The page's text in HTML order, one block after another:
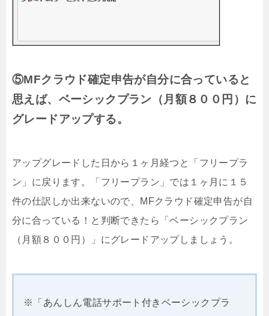
⑤MFクラウド確定申告が自分に合っていると
思えば、ベーシックプラン（月額８００円）に
グレードアップする。
アップグレードした日から１ヶ月経つと「フリープラ
ン」に戻ります。「フリープラン」では１ヶ月に１５
件の仕訳しか出来ないので、MFクラウド確定申告が自
分に合っている！と判断できたら「ベーシックプラン
（月額８００円）」にグレードアップしましょう。
※「あんしん電話サポート付きベーシックプラ